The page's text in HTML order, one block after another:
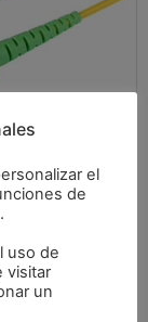
de fibra de
APC 2m
8,47€
el
de
uso de
visitar
un